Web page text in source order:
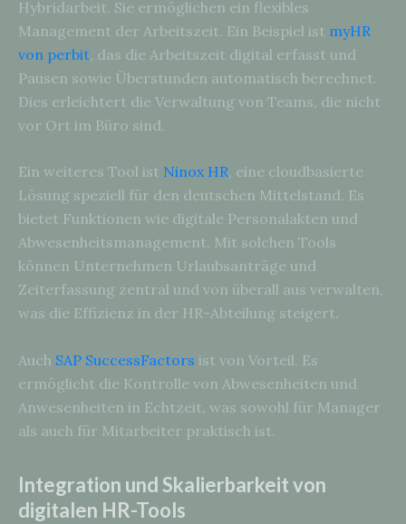
Hybridarbeit. Sie ermöglichen ein flexibles
Management der Arbeitszeit. Ein Beispiel ist myHR
von perbit , das die Arbeitszeit digital erfasst und
Pausen sowie Überstunden automatisch berechnet.
Dies erleichtert die Verwaltung von Teams, die nicht
vor Ort im Büro sind.
Ein weiteres Tool ist Ninox HR, eine cloudbasierte
Lösung speziell für den deutschen Mittelstand. Es
bietet Funktionen wie digitale Personalakten und
Abwesenheitsmanagement. Mit solchen Tools
können Unternehmen Urlaubsanträge und
Zeiterfassung zentral und von überall aus verwalten,
was die Effizienz in der HR-Abteilung steigert.
Auch SAP SuccessFactors ist von Vorteil. Es
ermöglicht die Kontrolle von Abwesenheiten und
Anwesenheiten in Echtzeit, was sowohl für Manager
als auch für Mitarbeiter praktisch ist.
Integration und Skalierbarkeit von
digitalen HR-Tools